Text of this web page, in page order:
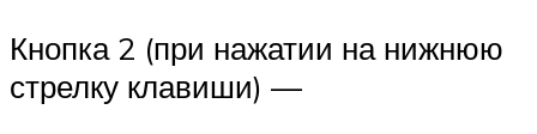
Кнопка 2 (при нажатии на нижнюю
стрелку клавиши) —